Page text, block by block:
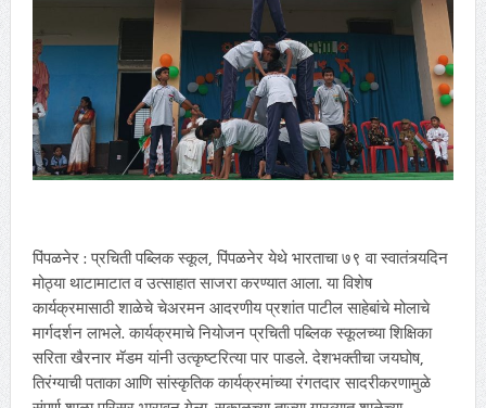
पिंपळनेर : प्रचिती पब्लिक स्कूल, पिंपळनेर येथे भारताचा ७९ वा स्वातंत्र्यदिन
मोठ्या थाटामाटात व उत्साहात साजरा करण्यात आला. या विशेष
कार्यक्रमासाठी शाळेचे चेअरमन आदरणीय प्रशांत पाटील साहेबांचे मोलाचे
मार्गदर्शन लाभले. कार्यक्रमाचे नियोजन प्रचिती पब्लिक स्कूलच्या शिक्षिका
सरिता खैरनार मॅडम यांनी उत्कृष्टरित्या पार पाडले. देशभक्तीचा जयघोष,
तिरंग्याची पताका आणि सांस्कृतिक कार्यक्रमांच्या रंगतदार सादरीकरणामुळे